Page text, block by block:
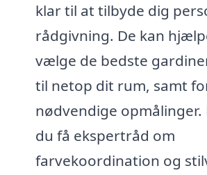
klar til at tilbyde dig
rådgivning. De kan
vælge de bedste
til netop dit rum, samt
nødvendige opmålinger.
du få ekspertråd om
farvekoordination og